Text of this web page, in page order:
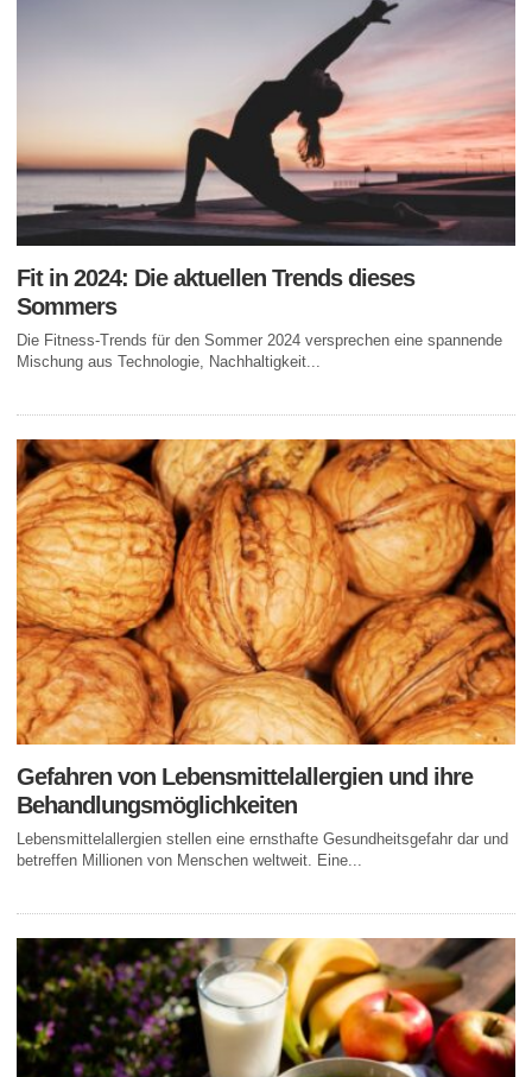
Fit in 2024: Die aktuellen Trends dieses
Sommers
Die Fitness-Trends für den Sommer 2024 versprechen eine spannende
Mischung aus Technologie, Nachhaltigkeit...
Gefahren von Lebensmittelallergien und ihre
Behandlungsmöglichkeiten
Lebensmittelallergien stellen eine ernsthafte Gesundheitsgefahr dar und
betreffen Millionen von Menschen weltweit. Eine...